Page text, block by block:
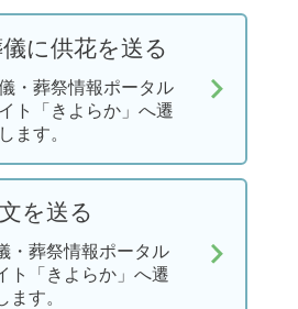
に供花を送る
・葬祭情報ポータル
ト「きよらか」へ遷
ます。
を送る
・葬祭情報ポータル
ト「きよらか」へ遷
ます。